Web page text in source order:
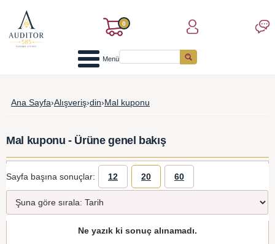
0
Menü
Ana Sayfa›Alışveriş›din›Mal kuponu
Mal kuponu - Ürüne genel bakış
Sayfa başına sonuçlar: 12 20 60
Ne yazık ki sonuç alınamadı.